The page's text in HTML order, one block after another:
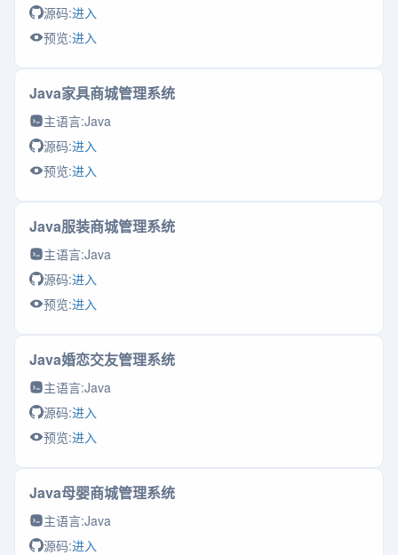
源码:进入
预览:进入
Java家具商城管理系统
主语言:Java
源码:进入
预览:进入
Java服装商城管理系统
主语言:Java
源码:进入
预览:进入
Java婚恋交友管理系统
主语言:Java
源码:进入
预览:进入
Java母婴商城管理系统
主语言:Java
源码:进入